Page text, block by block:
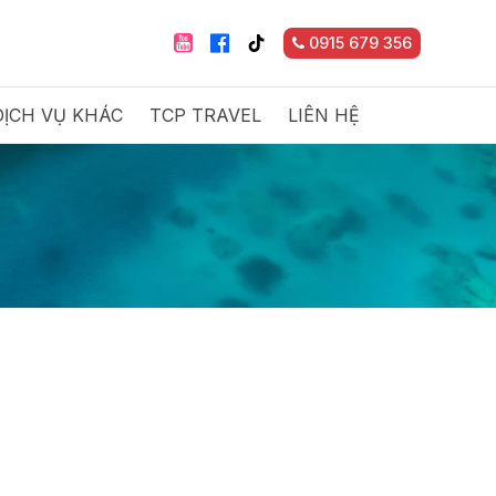
0915 679 356
VỤ KHÁC TCP TRAVEL LIÊN HỆ